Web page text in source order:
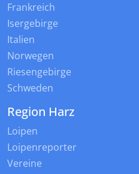
Frankreich
Isergebirge
Italien
Norwegen
Riesengebirge
Schweden
Region Harz
Loipen
Loipenreporter
Vereine